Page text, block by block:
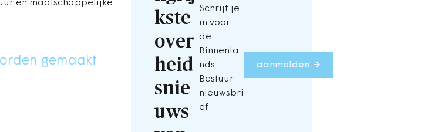
kste
over
heid
snie
uws
Schrijf je
in voor
de
Binnenla
nds
Bestuur
nieuwsbri
ef
aanmelden
en maatschappelijke
gemaakt